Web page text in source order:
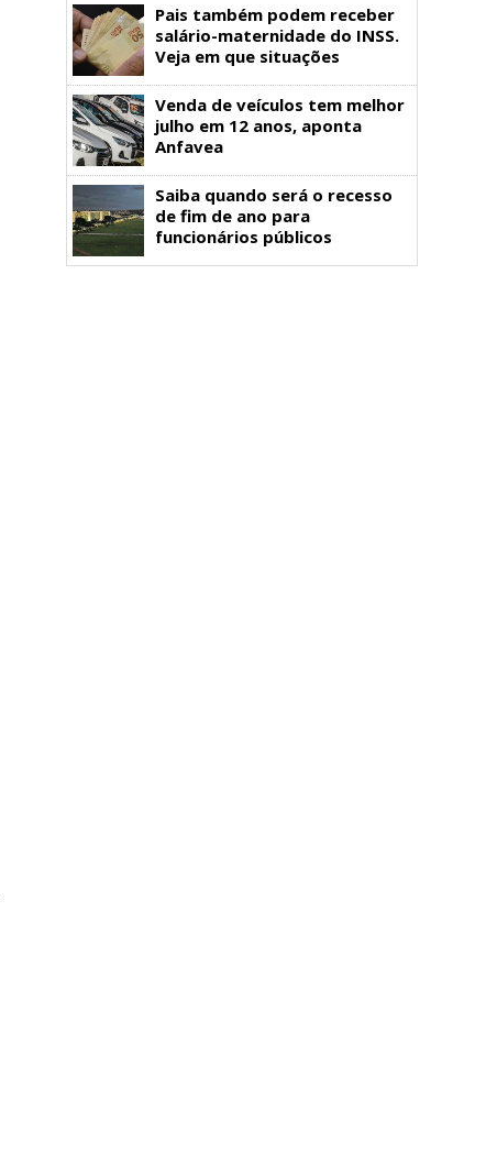
Pais também podem receber
salário-maternidade do INSS.
Veja em que situações
Venda de veículos tem melhor
julho em 12 anos, aponta
Anfavea
Saiba quando será o recesso
de fim de ano para
funcionários públicos